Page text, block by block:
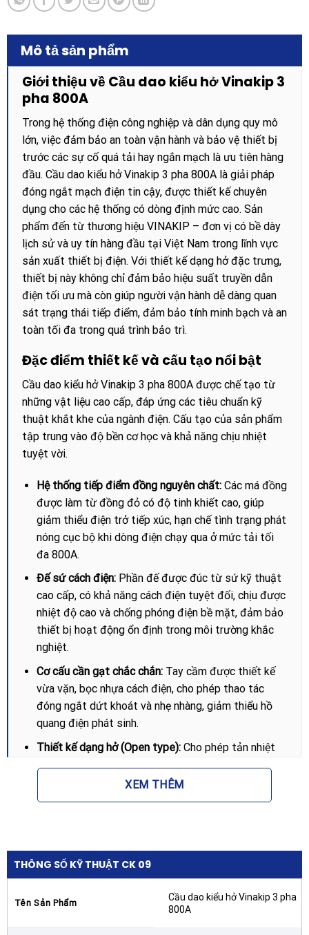
Mô tả sản phẩm
Giới thiệu về Cầu dao kiểu hở Vinakip 3
pha 800A
Trong hệ thống điện công nghiệp và dân dụng quy mô
lớn, việc đảm bảo an toàn vận hành và bảo vệ thiết bị
trước các sự cố quá tải hay ngắn mạch là ưu tiên hàng
đầu. Cầu dao kiểu hở Vinakip 3 pha 800A là giải pháp
đóng ngắt mạch điện tin cậy, được thiết kế chuyên
dụng cho các hệ thống có dòng định mức cao. Sản
phẩm đến từ thương hiệu VINAKIP – đơn vị có bề dày
lịch sử và uy tín hàng đầu tại Việt Nam trong lĩnh vực
sản xuất thiết bị điện. Với thiết kế dạng hở đặc trưng,
thiết bị này không chỉ đảm bảo hiệu suất truyền dẫn
điện tối ưu mà còn giúp người vận hành dễ dàng quan
sát trạng thái tiếp điểm, đảm bảo tính minh bạch và an
toàn tối đa trong quá trình bảo trì.
Đặc điểm thiết kế và cấu tạo nổi bật
Cầu dao kiểu hở Vinakip 3 pha 800A được chế tạo từ
những vật liệu cao cấp, đáp ứng các tiêu chuẩn kỹ
thuật khắt khe của ngành điện. Cấu tạo của sản phẩm
tập trung vào độ bền cơ học và khả năng chịu nhiệt
tuyệt vời.
Hệ thống tiếp điểm đồng nguyên chất:Các má đồng
được làm từ đồng đỏ có độ tinh khiết cao, giúp
giảm thiểu điện trở tiếp xúc, hạn chế tình trạng phát
nóng cục bộ khi dòng điện chạy qua ở mức tải tối
đa 800A.
Đế sứ cách điện:Phần đế được đúc từ sứ kỹ thuật
cao cấp, có khả năng cách điện tuyệt đối, chịu được
nhiệt độ cao và chống phóng điện bề mặt, đảm bảo
thiết bị hoạt động ổn định trong môi trường khắc
nghiệt.
Cơ cấu cần gạt chắc chắn:Tay cầm được thiết kế
vừa vặn, bọc nhựa cách điện, cho phép thao tác
đóng ngắt dứt khoát và nhẹ nhàng, giảm thiểu hồ
quang điện phát sinh.
Thiết kế dạng hở (Open type):Cho phép tản nhiệt
tổng có không gian thông thoáng hoặc hệ thống
thông gió tốt.
Để giúp khách hàng có cái nhìn chính xác nhất về khả
năng đáp ứng của thiết bị, dưới đây là các thông số kỹ
XEM THÊM
THÔNG SỐ KỸ THUẬT CK 09
Tên Sản Phẩm
Cầu dao kiểu hở Vinakip 3 pha
800A